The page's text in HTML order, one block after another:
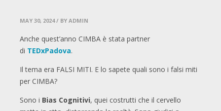
MAY 30, 2024 / BY ADMIN
Anche quest’anno CIMBA è stata partner
di TEDxPadova.
Il tema era FALSI MITI. E lo sapete quali sono i falsi miti
per CIMBA?
Sono i Bias Cognitivi, quei costrutti che il cervello